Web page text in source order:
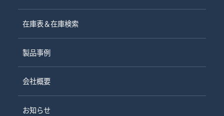
在庫表＆在庫検索
製品事例
会社概要
お知らせ